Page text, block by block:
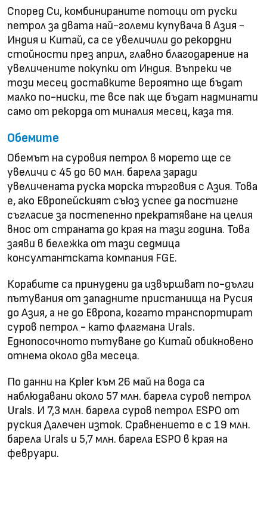
Според Си, комбинираните потоци от руски
петрол за двата най-големи купувача в Азия -
Индия и Китай, са се увеличили до рекордни
стойности през април, главно благодарение на
увеличените покупки от Индия. Въпреки че
този месец доставките вероятно ще бъдат
малко по-ниски, те все пак ще бъдат надминати
само от рекорда от миналия месец, каза тя.
Обемите
Обемът на суровия петрол в морето ще се
увеличи с 45 до 60 млн. барела заради
увеличената руска морска търговия с Азия. Това
е, ако Европейският съюз успее да постигне
съгласие за постепенно прекратяване на целия
внос от страната до края на тази година. Това
заяви в бележка от тази седмица
консултантската компания FGE.
Корабите са принудени да извършват по-дълги
пътувания от западните пристанища на Русия
до Азия, а не до Европа, когато транспортират
суров петрол - като флагмана Urals.
Eднопосочното пътуване до Китай обикновено
отнема около два месеца.
По данни на Kpler към 26 май на вода са
наблюдавани около 57 млн. барела суров петрол
Urals. И 7,3 млн. барела суров петрол ESPO от
руския Далечен изток. Сравнението е с 19 млн.
барела Urals и 5,7 млн. барела ESPO в края на
февруари.